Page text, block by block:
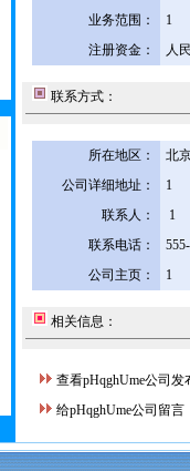
业务范围：
1
注册资金：
人
联系方式：
所在地区：
北
公司详细地址：
1
联系人：
1
联系电话：
公司主页：
1
相关信息：
查看pHqghUme公司发
给pHqghUme公司留言